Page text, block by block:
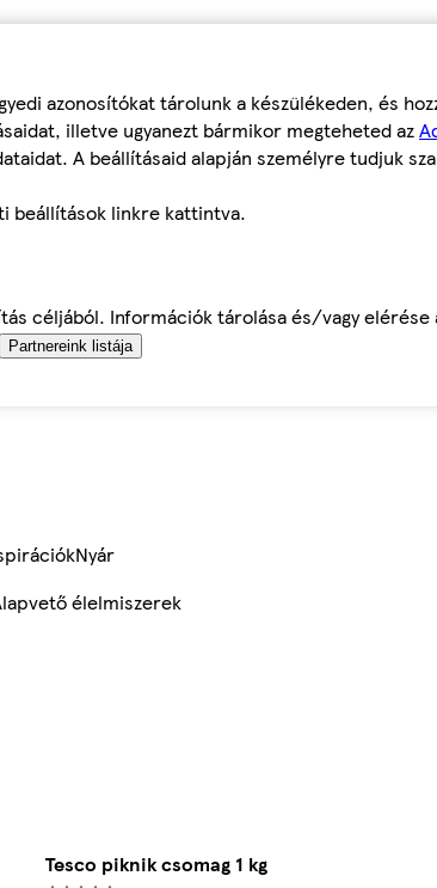
azonosítókat tárolunk a készülékeden, és
illetve ugyanezt bármikor megteheted az
A beállításaid alapján személyre tudjuk
beállítások linkre kattintva.
céljából. Információk tárolása és/vagy
Partnereink listája
Nyár
élelmiszerek
Tesco piknik csomag 1 kg